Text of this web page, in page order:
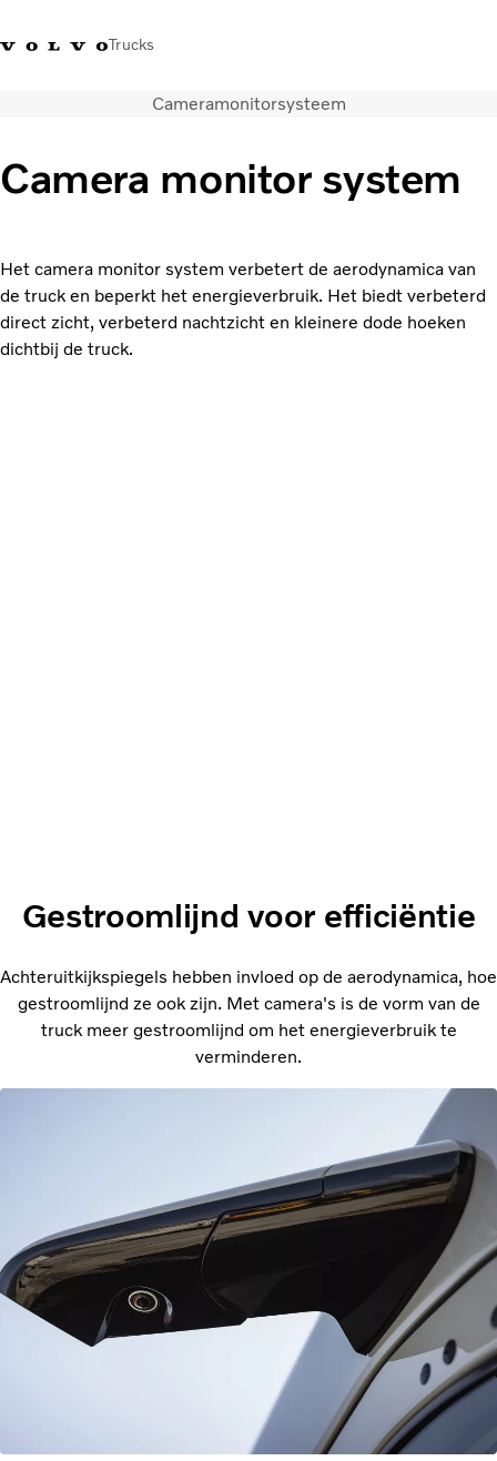
Trucks
Merchandise ShopInloggenFrançais
Transportoplossingen
Over ons
Pers en media
Contact
Energietransitie
Cameramonitorsysteem
Camera monitor system
Het camera monitor system verbetert de aerodynamica van
de truck en beperkt het energieverbruik. Het biedt verbeterd
direct zicht, verbeterd nachtzicht en kleinere dode hoeken
dichtbij de truck.
Gestroomlijnd voor efficiëntie
Achteruitkijkspiegels hebben invloed op de aerodynamica, hoe
gestroomlijnd ze ook zijn. Met camera's is de vorm van de
truck meer gestroomlijnd om het energieverbruik te
verminderen.